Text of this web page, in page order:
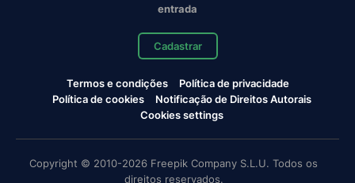
entrada
Cadastrar
Termos e condições
Política de privacidade
Política de cookies
Notificação de Direitos Autorais
Cookies settings
Copyright © 2010-2026 Freepik Company S.L.U. Todos os
direitos reservados.